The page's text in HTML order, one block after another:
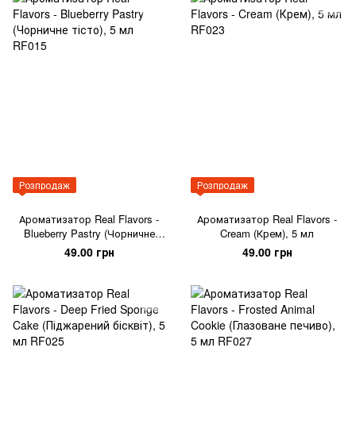
Розпродаж
Ароматизатор Real Flavors -
Blueberry Pastry (Чорничне
тісто), 5 мл
49.00 грн
Розпродаж
Ароматизатор Real Flavors -
Cream (Крем), 5 мл
49.00 грн